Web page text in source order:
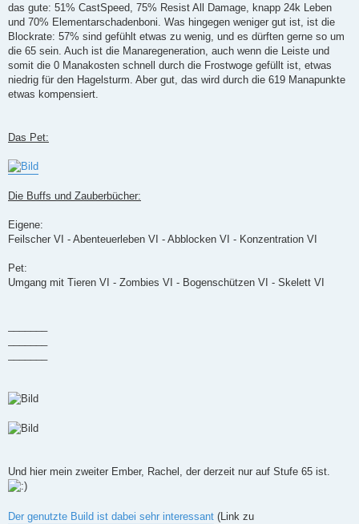
das gute: 51% CastSpeed, 75% Resist All Damage, knapp 24k Leben
und 70% Elementarschadenboni. Was hingegen weniger gut ist, ist die
Blockrate: 57% sind gefühlt etwas zu wenig, und es dürften gerne so um
die 65 sein. Auch ist die Manaregeneration, auch wenn die Leiste und
somit die 0 Manakosten schnell durch die Frostwoge gefüllt ist, etwas
niedrig für den Hagelsturm. Aber gut, das wird durch die 619 Manapunkte
etwas kompensiert.
Das Pet:
Die Buffs und Zauberbücher:
Eigene:
Feilscher VI - Abenteuerleben VI - Abblocken VI - Konzentration VI
Pet:
Umgang mit Tieren VI - Zombies VI - Bogenschützen VI - Skelett VI
Und hier mein zweiter Ember, Rachel, der derzeit nur auf Stufe 65 ist.
Der genutzte Build ist dabei sehr interessant (Link zu